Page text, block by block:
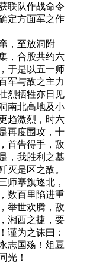
联队作战命令
定方面军之作
，至放洞附
，合股共约六
于是以五一师
军与敌之主力
烈牺牲亦日见
南北高地及小
趋激烈，时六
再度围攻，十
首告得手，敌
，我胜利之基
灭是区之敌。
师搴旗逐北，
数百里陷进重
举世欢腾，敌
湘西之捷，要
谨为之诔曰：
志国殇！俎豆
光！